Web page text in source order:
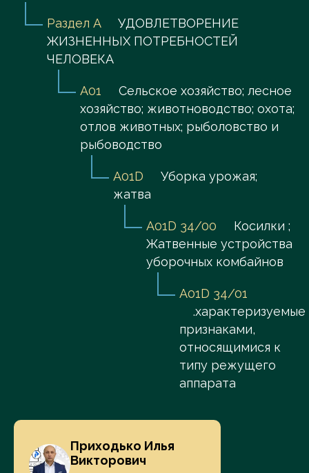
Раздел A
УДОВЛЕТВОРЕНИЕ
ЖИЗНЕННЫХ ПОТРЕБНОСТЕЙ
ЧЕЛОВЕКА
A01
Сельское хозяйство; лесное
хозяйство; животноводство; охота;
отлов животных; рыболовство и
рыбоводство
A01D
Уборка урожая;
жатва
A01D 34/00
Косилки ;
Жатвенные устройства
уборочных комбайнов
A01D 34/01
.характеризуемые
признаками,
относящимися к
типу режущего
аппарата
Приходько Илья
Викторович